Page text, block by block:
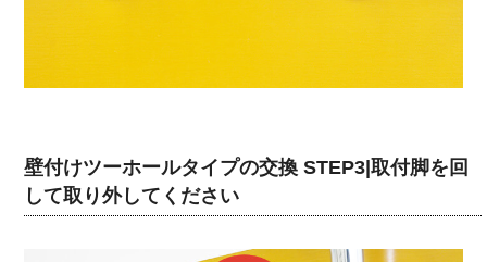
壁付けツーホールタイプの交換 STEP3|取付脚を回
して取り外してください